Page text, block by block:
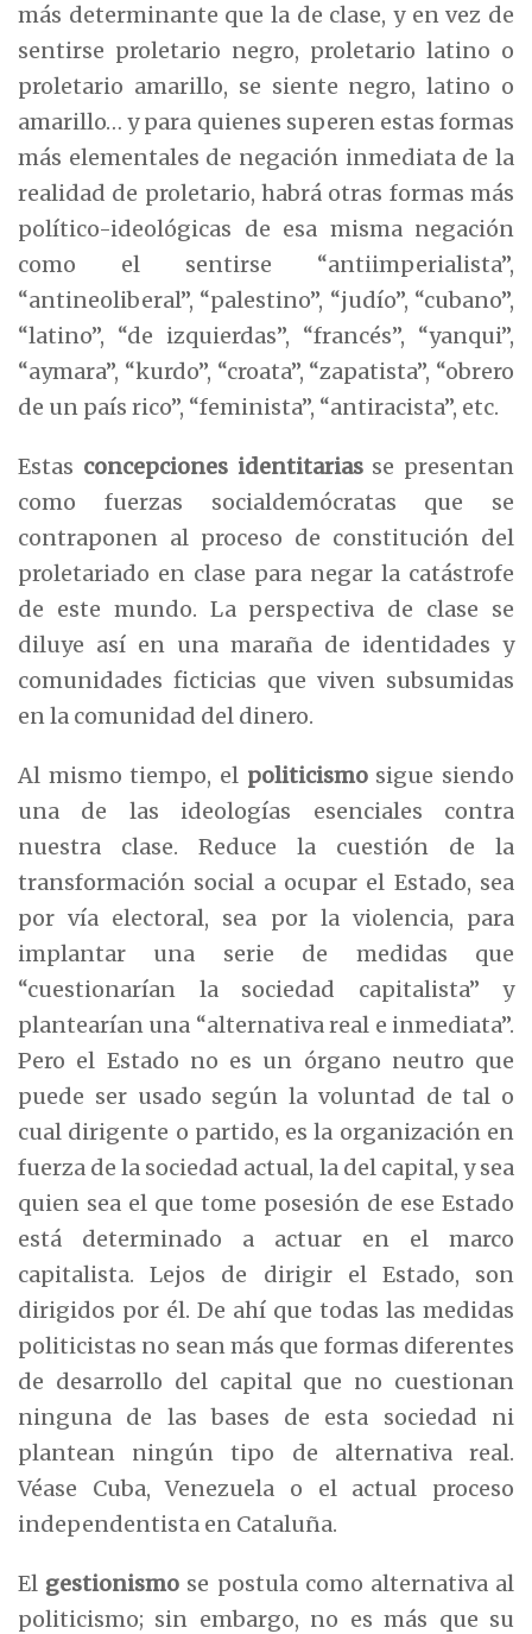
más determinante que la de clase, y en vez de
sentirse proletario negro, proletario latino o
proletario amarillo, se siente negro, latino o
amarillo… y para quienes superen estas formas
más elementales de negación inmediata de la
realidad de proletario, habrá otras formas más
político-ideológicas de esa misma negación
como el sentirse “antiimperialista”,
“antineoliberal”, “palestino”, “judío”, “cubano”,
“latino”, “de izquierdas”, “francés”, “yanqui”,
“aymara”, “kurdo”, “croata”, “zapatista”, “obrero
de un país rico”, “feminista”, “antiracista”, etc.
Estas concepciones identitariasse presentan
como fuerzas socialdemócratas que se
contraponen al proceso de constitución del
proletariado en clase para negar la catástrofe
de este mundo. La perspectiva de clase se
diluye así en una maraña de identidades y
comunidades ficticias que viven subsumidas
en la comunidad del dinero.
Al mismo tiempo, el politicismo sigue siendo
una de las ideologías esenciales contra
nuestra clase. Reduce la cuestión de la
transformación social a ocupar el Estado, sea
por vía electoral, sea por la violencia, para
implantar una serie de medidas que
“cuestionarían la sociedad capitalista” y
plantearían una “alternativa real e inmediata”.
Pero el Estado no es un órgano neutro que
puede ser usado según la voluntad de tal o
cual dirigente o partido, es la organización en
fuerza de la sociedad actual, la del capital, y sea
quien sea el que tome posesión de ese Estado
está determinado a actuar en el marco
capitalista. Lejos de dirigir el Estado, son
dirigidos por él. De ahí que todas las medidas
politicistas no sean más que formas diferentes
de desarrollo del capital que no cuestionan
ninguna de las bases de esta sociedad ni
plantean ningún tipo de alternativa real.
Véase Cuba, Venezuela o el actual proceso
independentista en Cataluña.
El gestionismo se postula como alternativa al
politicismo; sin embargo, no es más que su